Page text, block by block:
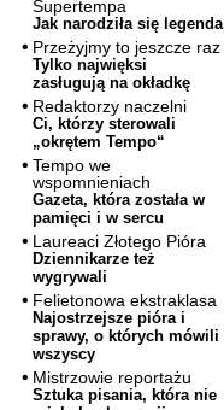
Supertempa
Jak narodziła się legenda
Przeżyjmy to jeszcze raz
Tylko najwięksi
zasługują na okładkę
Redaktorzy naczelni
Ci, którzy sterowali
„okrętem Tempo“
Tempo we
wspomnieniach
Gazeta, która została w
pamięci i w sercu
Laureaci Złotego Pióra
Dziennikarze też
wygrywali
Felietonowa ekstraklasa
Najostrzejsze pióra i
sprawy, o których mówili
wszyscy
Mistrzowie reportażu
Sztuka pisania, która nie